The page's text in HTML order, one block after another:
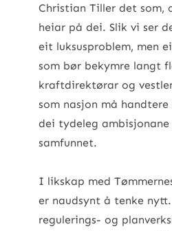
Christian Tiller det som,
heiar på dei. Slik vi ser
eit luksusproblem, men
som bør bekymre langt
kraftdirektørar og
som nasjon må
dei tydeleg
samfunnet.
I likskap med
er naudsynt å tenke
regulerings- og